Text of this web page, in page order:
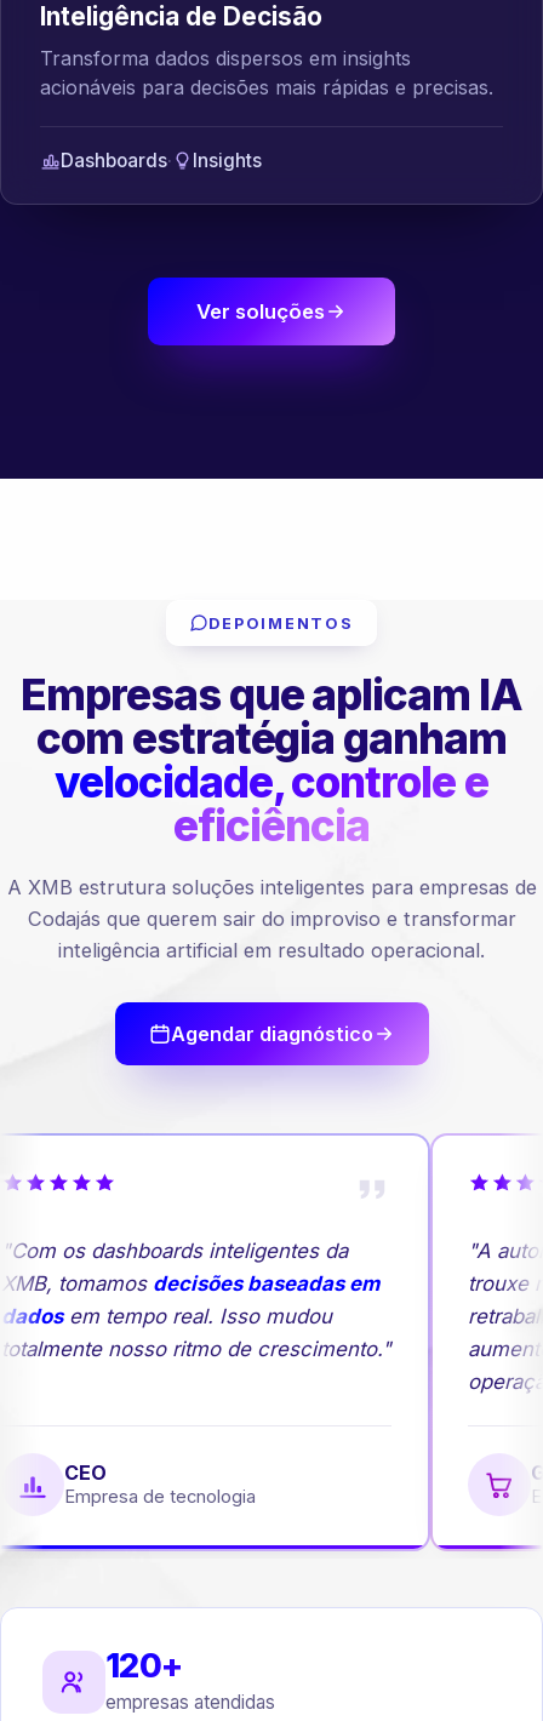
Inteligência de Decisão
Transforma dados dispersos em insights
acionáveis para decisões mais rápidas e precisas.
Dashboards· Insights
Ver soluções
DEPOIMENTOS
Empresas que aplicam IA
com estratégia ganham
velocidade, controle e
eficiência
A XMB estrutura soluções inteligentes para empresas de
Codajás que querem sair do improviso e transformar
inteligência artificial em resultado operacional.
Agendar diagnóstico
os dashboards inteligentes da
tomamosdecisões baseadas em
em tempo real. Isso mudou
nosso ritmo de crescimento."
CEO
Empresa de tecnologia
"A
trouxe
120+
empresas atendidas